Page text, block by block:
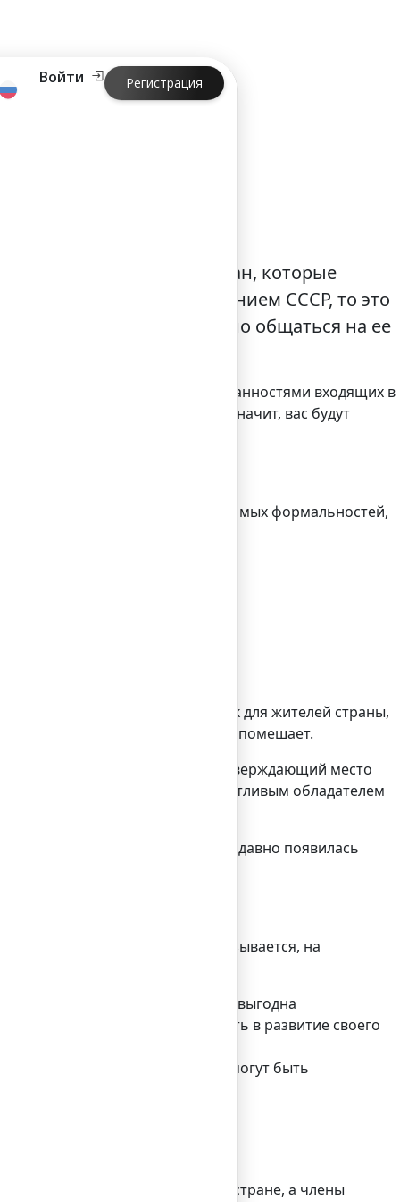
Войти Регистрация
в одной из стран, которые
конгломерата под названием СССР, то это
позволит беспроблемно общаться на ее
всеми правами и обязанностями входящих в
многие говорят на русском, а значит, вас будут
себя выполнение всех необходимых формальностей,
доступна для прохождения как для жителей страны,
финансовых специалистов не помешает.
а также документ, подтверждающий место
через неделю вы станете счастливым обладателем
может быть сокращен: не так давно появилась
значимые, лежащие, что называется, на
налог. Конечно, такая система выгодна
прибыль могут вкладывать в развитие своего
жителя — все учредители могут быть
право проживания и работы в стране, а члены